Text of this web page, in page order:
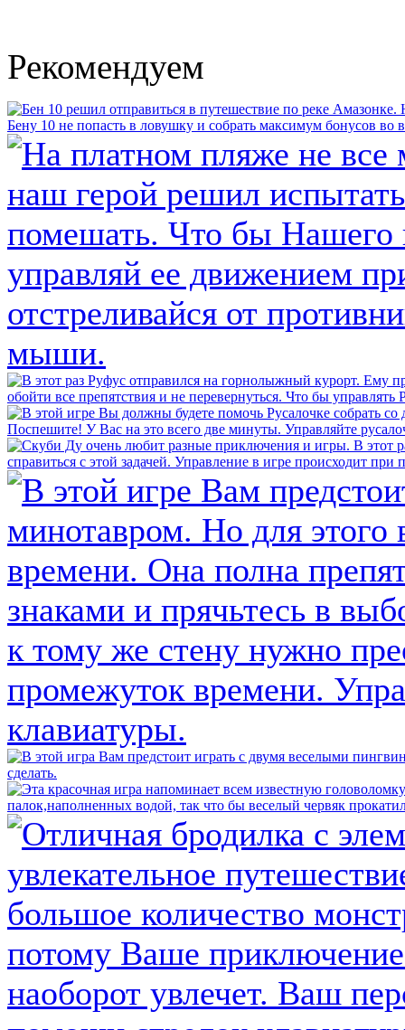
Рекомендуем